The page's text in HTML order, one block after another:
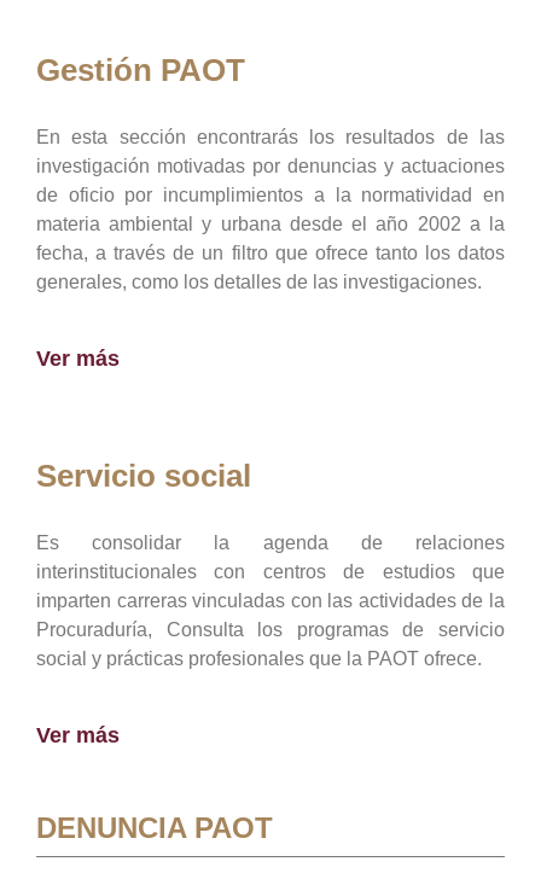
Gestión PAOT
En esta sección encontrarás los resultados de las
investigación motivadas por denuncias y actuaciones
de oficio por incumplimientos a la normatividad en
materia ambiental y urbana desde el año 2002 a la
fecha, a través de un filtro que ofrece tanto los datos
generales, como los detalles de las investigaciones.
Ver más
Servicio social
Es consolidar la agenda de relaciones
interinstitucionales con centros de estudios que
imparten carreras vinculadas con las actividades de la
Procuraduría, Consulta los programas de servicio
social y prácticas profesionales que la PAOT ofrece.
Ver más
DENUNCIA PAOT